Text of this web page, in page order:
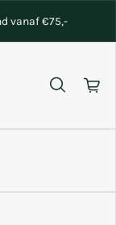
vanaf €75,-